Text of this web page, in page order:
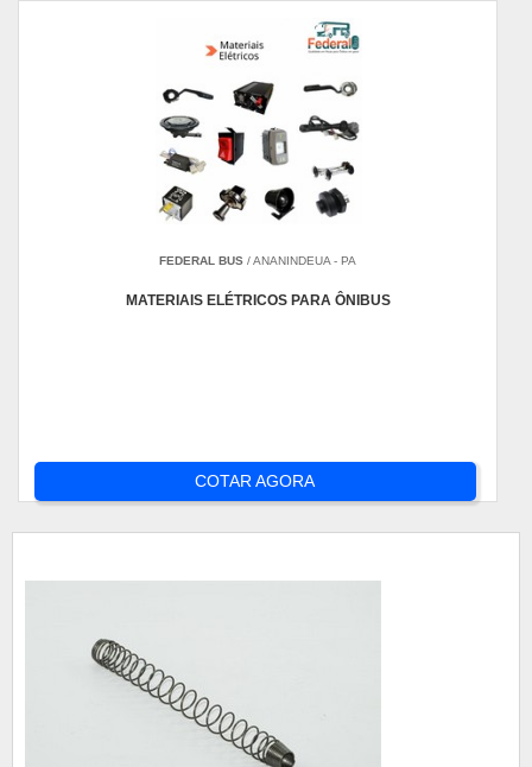
FEDERAL BUS / ANANINDEUA - PA
MATERIAIS ELÉTRICOS PARA ÔNIBUS
COTAR AGORA